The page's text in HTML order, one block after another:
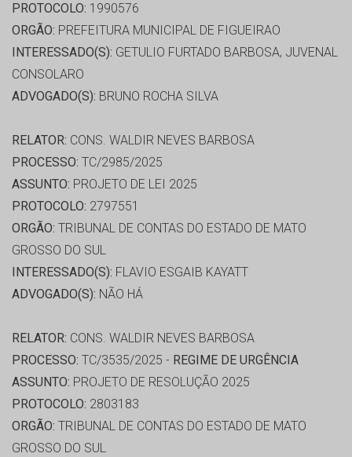
PROTOCOLO: 1990576
ORGÃO: PREFEITURA MUNICIPAL DE FIGUEIRAO
INTERESSADO(S): GETULIO FURTADO BARBOSA, JUVENAL
CONSOLARO
ADVOGADO(S): BRUNO ROCHA SILVA
RELATOR: CONS. WALDIR NEVES BARBOSA
PROCESSO: TC/2985/2025
ASSUNTO: PROJETO DE LEI 2025
PROTOCOLO: 2797551
ORGÃO: TRIBUNAL DE CONTAS DO ESTADO DE MATO
GROSSO DO SUL
INTERESSADO(S): FLAVIO ESGAIB KAYATT
ADVOGADO(S): NÃO HÁ
RELATOR: CONS. WALDIR NEVES BARBOSA
PROCESSO: TC/3535/2025 - REGIME DE URGÊNCIA
ASSUNTO: PROJETO DE RESOLUÇÃO 2025
PROTOCOLO: 2803183
ORGÃO: TRIBUNAL DE CONTAS DO ESTADO DE MATO
GROSSO DO SUL